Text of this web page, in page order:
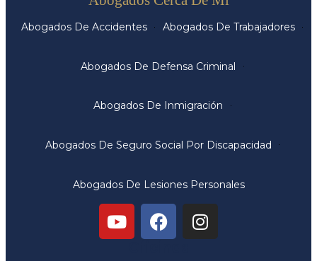
Abogados De Accidentes Abogados De Trabajadores
Abogados De Defensa Criminal
Abogados De Inmigración
Abogados De Seguro Social Por Discapacidad
Abogados De Lesiones Personales